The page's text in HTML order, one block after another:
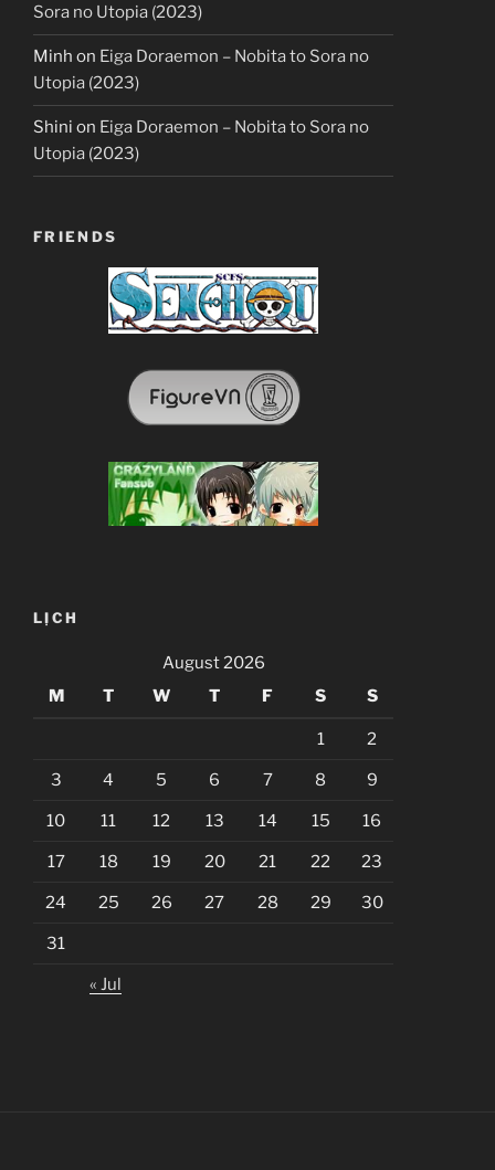
Sora no Utopia (2023)
Minh on Eiga Doraemon – Nobita to Sora no
Utopia (2023)
Shini on Eiga Doraemon – Nobita to Sora no
Utopia (2023)
FRIENDS
LỊCH
August 2026
M
T W T F S S
1 2
3 4 5 6 7 8 9
10 11 12 13 14 15 16
17 18 19 20 21 22 23
24 25 26 27 28 29 30
31
« Jul